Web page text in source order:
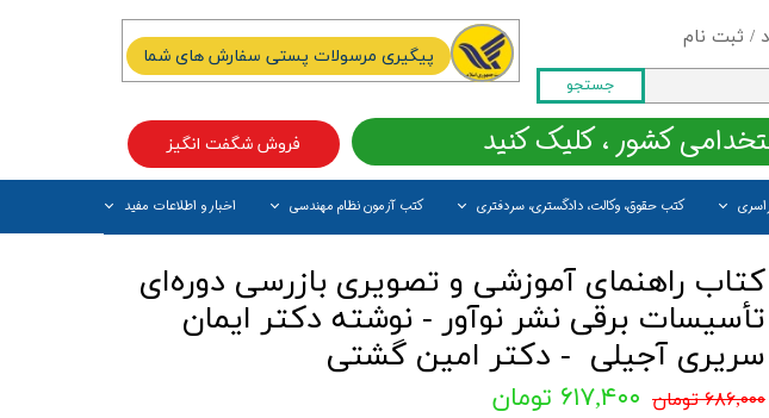
/ ثبت نام
کاربری من
گذر واژه
از حساب کاربری
جستجو
کتب حقوق، وکالت، دادگستری، سردفتری کتب آزمون نظام مهندسی اخبار و اطلاعات مفید
فروش شگفت انگیز کشور ، کلیک کنید
پیگیری مرسولات پستی سفارش های شما
کتاب راهنمای آموزشی و تصویری بازرسی دوره‌ای
تأسیسات برقی نشر نوآور - نوشته دکتر ایمان
سریری آجیلی - دکتر امین گشتی
۶۸۶,۰۰۰ تومان ۶۱۷,۴۰۰ تومان